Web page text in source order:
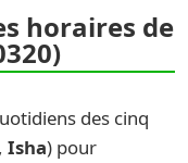
horaires de
des cinq
Isha) pour